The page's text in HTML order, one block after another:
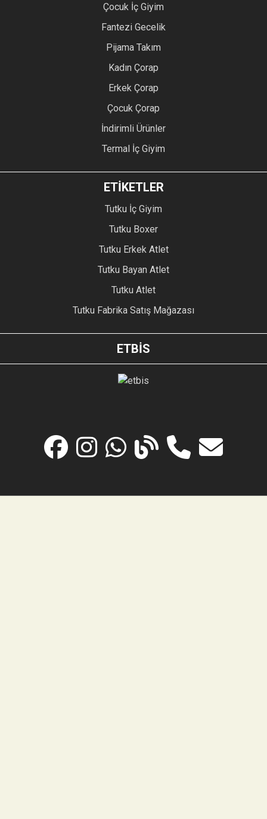
Çocuk İç Giyim
Fantezi Gecelik
Pijama Takım
Kadın Çorap
Erkek Çorap
Çocuk Çorap
İndirimli Ürünler
Termal İç Giyim
ETİKETLER
Tutku İç Giyim
Tutku Boxer
Tutku Erkek Atlet
Tutku Bayan Atlet
Tutku Atlet
Tutku Fabrika Satış Mağazası
ETBİS